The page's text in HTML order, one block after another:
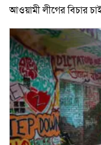
আওয়ামী লীগের বিচার